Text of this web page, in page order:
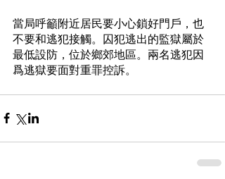
當局呼籲附近居民要小心鎖好門戶，也
不要和逃犯接觸。囚犯逃出的監獄屬於
最低設防，位於鄉郊地區。兩名逃犯因
爲逃獄要面對重罪控訴。